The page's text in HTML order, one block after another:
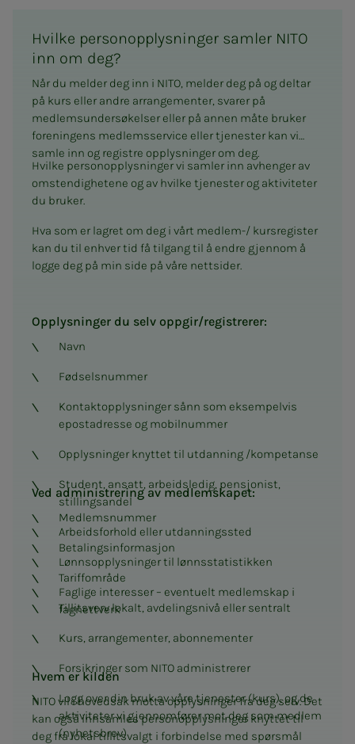
Hvilke personopplysninger samler NITO
inn om deg?
Når du melder deg inn i NITO, melder deg på og deltar
på kurs eller andre arrangementer, svarer på
medlemsundersøkelser eller på annen måte bruker
foreningens medlemsservice eller tjenester kan vi
samle inn og registre opplysninger om deg.
Hvilke personopplysninger vi samler inn avhenger av
omstendighetene og av hvilke tjenester og aktiviteter
du bruker.
Hva som er lagret om deg i vårt medlem-/ kursregister
kan du til enhver tid få tilgang til å endre gjennom å
logge deg på min side på våre nettsider.
Opplysninger du selv oppgir/registrerer:
Navn
Fødselsnummer
Kontaktopplysninger sånn som eksempelvis
epostadresse og mobilnummer
Opplysninger knyttet til utdanning /kompetanse
Student, ansatt, arbeidsledig, pensjonist,
stillingsandel
Arbeidsforhold eller utdanningssted
Lønnsopplysninger til lønnsstatistikken
Faglige interesser – eventuelt medlemskap i
fagnettverk
Ved administrering av medlemskapet:
Medlemsnummer
Betalingsinformasjon
Tariffområde
Tillitsverv lokalt, avdelingsnivå eller sentralt
Kurs, arrangementer, abonnementer
Forsikringer som NITO administrerer
Logg over din bruk av våre tjenester (kurs), og de
aktiviteter vi gjennomfører mot deg som medlem
(nyhetsbrev)
Hvem er kilden
NITO vil i hovedsak motta opplysninger fra deg selv. Det
kan også innsamles personopplysninger knyttet til
deg fra lokal tillitsvalgt i forbindelse med spørsmål